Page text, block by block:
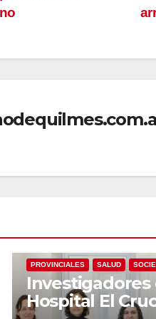
PROVINCIALES SALUD
Investigadores
Hospital El